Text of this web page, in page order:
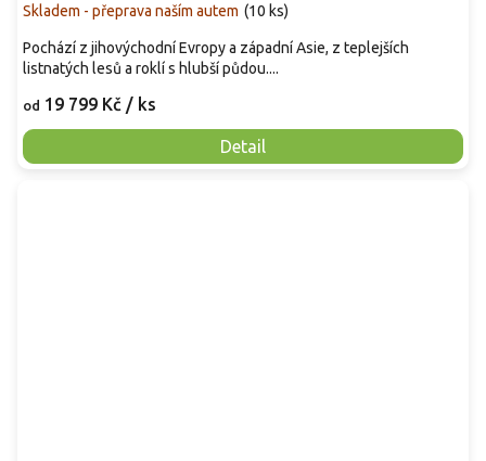
Skladem - přeprava naším autem (10 ks)
od 19 799 Kč / ks
Detail
Pochází z jihovýchodní Evropy a západní Asie, z teplejších
listnatých lesů a roklí s hlubší půdou....